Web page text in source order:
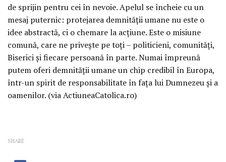
de sprijin pentru cei în nevoie. Apelul se încheie cu un
mesaj puternic: protejarea demnității umane nu este o
idee abstractă, ci o chemare la acțiune. Este o misiune
comună, care ne privește pe toți – politicieni, comunități,
Biserici și fiecare persoană în parte. Numai împreună
putem oferi demnității umane un chip credibil în Europa,
într-un spirit de responsabilitate în fața lui Dumnezeu și a
oamenilor. (via ActiuneaCatolica.ro)
SHARE